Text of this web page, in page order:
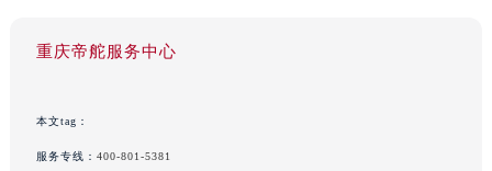
重庆帝舵服务中心
本文tag：
服务专线： 400-801-5381